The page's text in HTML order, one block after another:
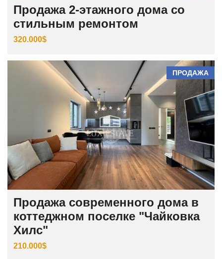
Продажа 2-этажного дома со
стильным ремонтом
320.000$
ПРОДАЖА
Продажа современного дома в
коттеджном поселке "Чайковка
Хилс"
210.000$